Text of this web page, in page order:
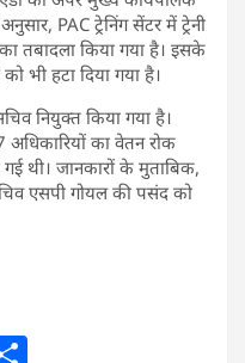
PAC ट्रेनिंग सेंटर में ट्रेनी
तबादला किया गया है। इसके
भी हटा दिया गया है।
नियुक्त किया गया है।
अधिकारियों का वेतन रोक
थी। जानकारों के मुताबिक,
एसपी गोयल की पसंद को